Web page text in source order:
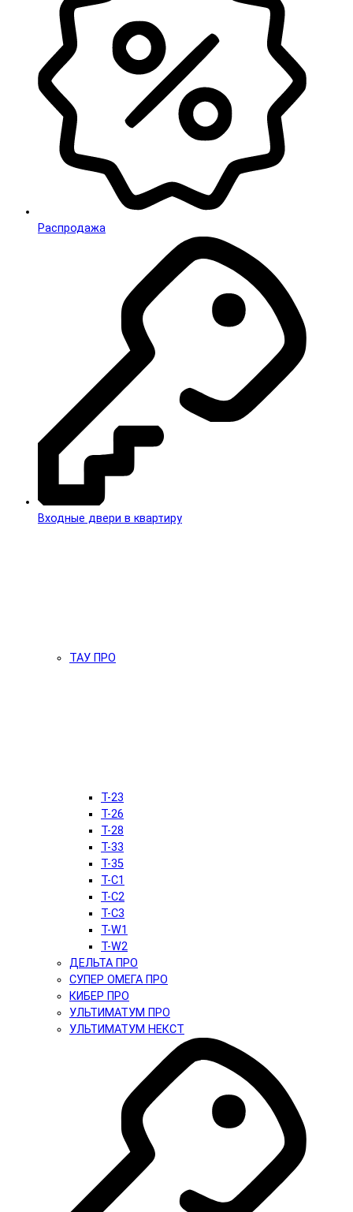
Распродажа
Входные двери в квартиру
ТАУ ПРО
T-23
T-26
T-28
T-33
T-35
T-C1
T-C2
T-C3
T-W1
T-W2
ДЕЛЬТА ПРО
СУПЕР ОМЕГА ПРО
КИБЕР ПРО
УЛЬТИМАТУМ ПРО
УЛЬТИМАТУМ НЕКСТ